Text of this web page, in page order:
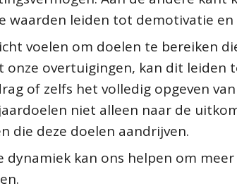
waarden leiden tot demotivatie
voelen om doelen te bereiken
overtuigingen, kan dit leiden
of zelfs het volledig opgeven
niet alleen naar de
die deze doelen aandrijven.
dynamiek kan ons helpen om